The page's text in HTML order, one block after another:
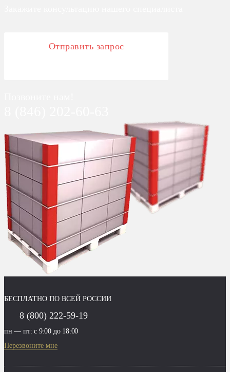
Отправить запрос
БЕСПЛАТНО ПО ВСЕЙ РОССИИ
8 (800) 222-59-19
пн — пт: с 9:00 до 18:00
Перезвоните мне